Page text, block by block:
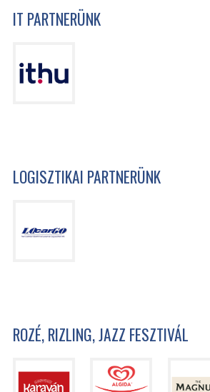
IT PARTNERÜNK
LOGISZTIKAI PARTNERÜNK
ROZÉ, RIZLING, JAZZ FESZTIVÁL